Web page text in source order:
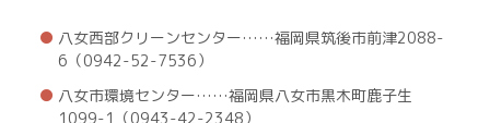
八女西部クリーンセンター……福岡県筑後市前津2088-
6（0942-52-7536）
八女市環境センター……福岡県八女市黒木町鹿子生
1099-1（0943-42-2348）